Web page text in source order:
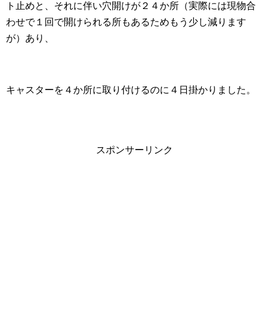
ト止めと、それに伴い穴開けが２４か所（実際には現物合
わせで１回で開けられる所もあるためもう少し減ります
が）あり、
キャスターを４か所に取り付けるのに４日掛かりました。
スポンサーリンク